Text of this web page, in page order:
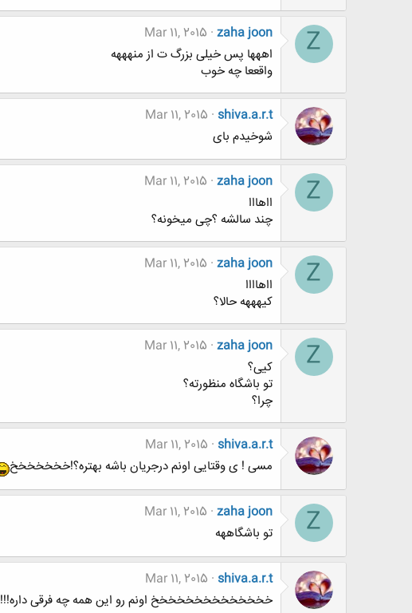
Z
zaha joon
Mar 11, 2015
اههها پس خیلی بزرگ ت از منهههه
واقععا چه خوب
shiva.a.r.t
Mar 11, 2015
شوخیدم بای
Z
zaha joon
Mar 11, 2015
ااهااا
چند سالشه ؟چی میخونه؟
Z
zaha joon
Mar 11, 2015
ااهاااا
کیهههه حالا؟
Z
zaha joon
Mar 11, 2015
کیی؟
تو باشگاه منظورته؟
چرا؟
shiva.a.r.t
Mar 11, 2015
مسی ! ی وقتایی اونم درجریان باشه بهتره؟!خخخخخخخ
Z
zaha joon
Mar 11, 2015
تو باشگاههه
shiva.a.r.t
Mar 11, 2015
خخخخخخخخخخخخخخ اونم رو این همه چه فرقی داره!!!